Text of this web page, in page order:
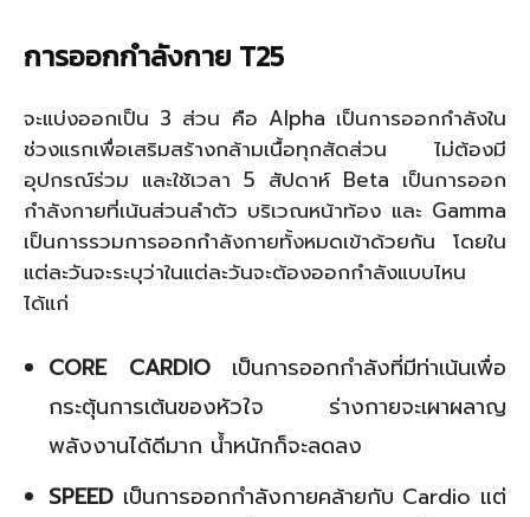
การออกกำลังกาย T25
จะแบ่งออกเป็น 3 ส่วน คือ Alpha เป็นการออกกำลังใน
ช่วงแรกเพื่อเสริมสร้างกล้ามเนื้อทุกสัดส่วน ไม่ต้องมี
อุปกรณ์ร่วม และใช้เวลา 5 สัปดาห์ Beta เป็นการออก
กำลังกายที่เน้นส่วนลำตัว บริเวณหน้าท้อง และ Gamma
เป็นการรวมการออกกำลังกายทั้งหมดเข้าด้วยกัน โดยใน
แต่ละวันจะระบุว่าในแต่ละวันจะต้องออกกำลังแบบไหน
ได้แก่
CORE CARDIOเป็นการออกกำลังที่มีท่าเน้นเพื่อ
กระตุ้นการเต้นของหัวใจ ร่างกายจะเผาผลาญ
พลังงานได้ดีมาก น้ำหนักก็จะลดลง
SPEED เป็นการออกกำลังกายคล้ายกับ Cardio แต่